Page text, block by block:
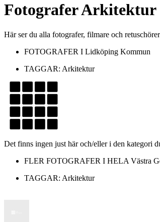
FotograferArkitektur
Här ser du alla fotografer, filmare och
FOTOGRAFER I Lidköping Kommun
TAGGAR: Arkitektur
Det finns ingen just här och/eller i den kategori
FLER FOTOGRAFER I HELA Västra
TAGGAR: Arkitektur